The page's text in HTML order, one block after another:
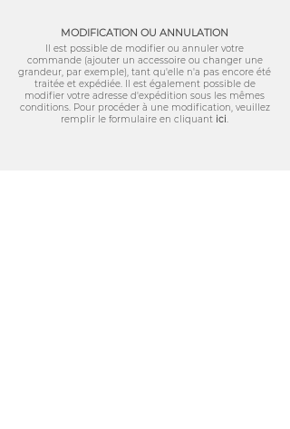
MODIFICATION OU ANNULATION
Il est possible de modifier ou annuler votre
commande (ajouter un accessoire ou changer une
grandeur, par exemple), tant qu'elle n'a pas encore été
traitée et expédiée. Il est également possible de
modifier votre adresse d'expédition sous les mêmes
conditions. Pour procéder à une modification, veuillez
remplir le formulaire en cliquant ici.